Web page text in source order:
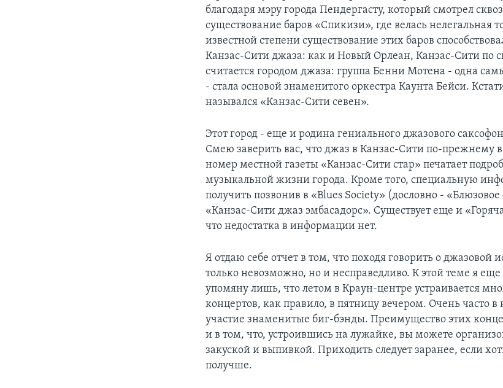
благодаря мэру города Пендергасту, который смотрел
существование баров «Спикизи», где велась нелегальная
известной степени существование этих баров
Канзас-Сити джаза: как и Новый Орлеан, Канзас-Сити по
считается городом джаза: группа Бенни Мотена - одна
- стала основой знаменитого оркестра Каунта Бейси.
назывался «Канзас-Сити севен».
Этот город - еще и родина гениального джазового
Смею заверить вас, что джаз в Канзас-Сити по-прежнему
номер местной газеты «Канзас-Сити стар» печатает
музыкальной жизни города. Кроме того, специальную
получить позвонив в «Blues Society» (дословно -
«Канзас-Сити джаз эмбасадорс». Существует еще и
что недостатка в информации нет.
Я отдаю себе отчет в том, что походя говорить о джазовой
только невозможно, но и несправедливо. К этой теме я еще
упомяну лишь, что летом в Краун-центре устраивается
концертов, как правило, в пятницу вечером. Очень часто
участие знаменитые биг-бэнды. Преимущество этих
и в том, что, устроившись на лужайке, вы можете
закуской и выпивкой. Приходить следует заранее, если
получше.